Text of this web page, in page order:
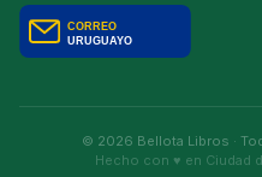
© 2026 Bellota Libros ·
Hecho con ♥ en Ciudad